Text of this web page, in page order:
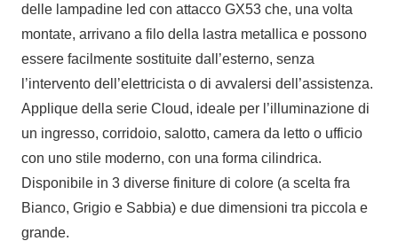
delle lampadine led con attacco GX53 che, una volta
montate, arrivano a filo della lastra metallica e possono
essere facilmente sostituite dall’esterno, senza
l’intervento dell’elettricista o di avvalersi dell’assistenza.
Applique della serie Cloud, ideale per l’illuminazione di
un ingresso, corridoio, salotto, camera da letto o ufficio
con uno stile moderno, con una forma cilindrica.
Disponibile in 3 diverse finiture di colore (a scelta fra
Bianco, Grigio e Sabbia) e due dimensioni tra piccola e
grande.